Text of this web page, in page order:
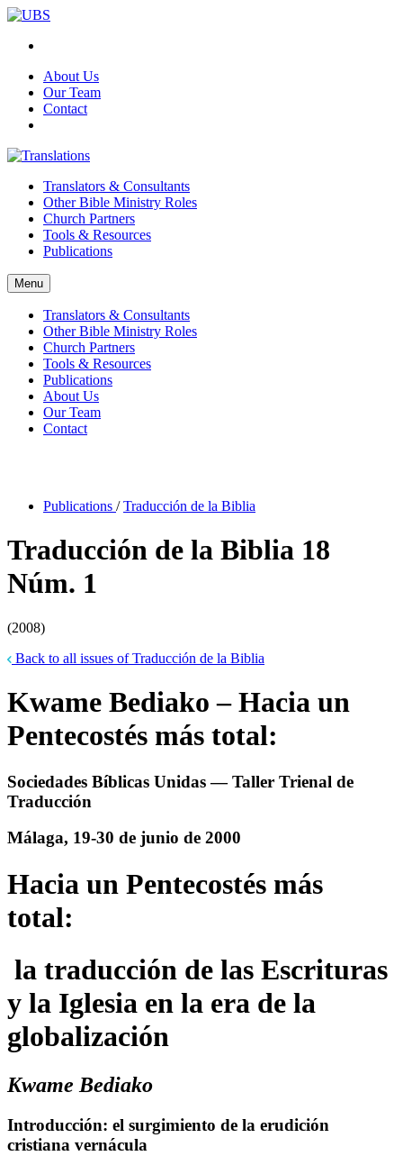
About Us
Our Team
Contact
Translators & Consultants
Other Bible Ministry Roles
Church Partners
Tools & Resources
Publications
Menu
Translators & Consultants
Other Bible Ministry Roles
Church Partners
Tools & Resources
Publications
About Us
Our Team
Contact
Publications /Traducción de la Biblia
Traducción de la Biblia 18
Núm. 1
(2008)
Back to all issues of Traducción de la Biblia
Kwame Bediako – Hacia un
Pentecostés más total:
Sociedades Bíblicas Unidas — Taller Trienal de
Traducción
Málaga, 19-30 de junio de 2000
Hacia un Pentecostés más
total:
la traducción de las Escrituras
y la Iglesia en la era de la
globalización
Kwame Bediako
Introducción: el surgimiento de la erudición
cristiana vernácula